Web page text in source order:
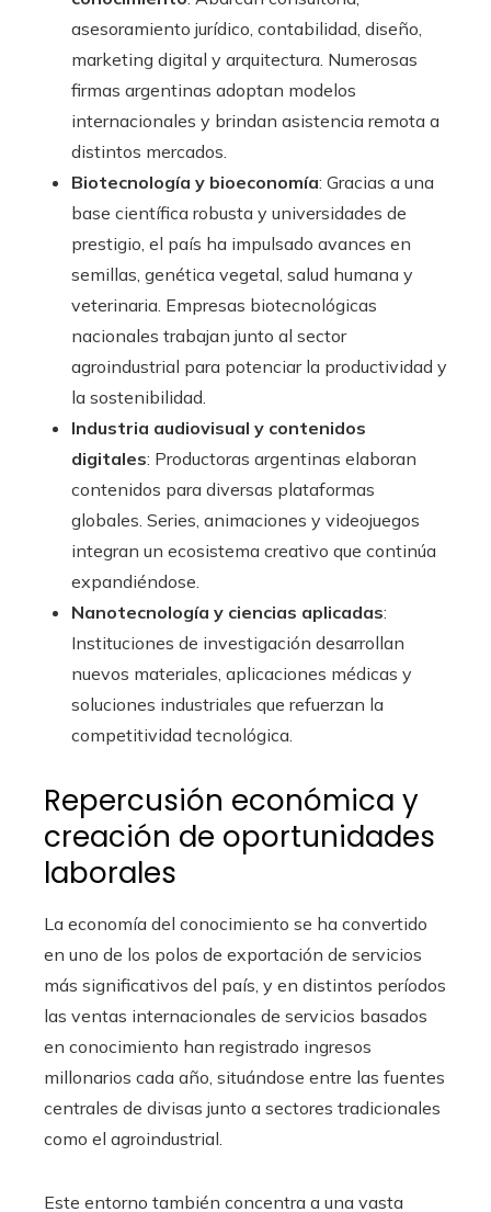
asesoramiento jurídico, contabilidad, diseño,
marketing digital y arquitectura. Numerosas
firmas argentinas adoptan modelos
internacionales y brindan asistencia remota a
distintos mercados.
Biotecnología y bioeconomía: Gracias a una
base científica robusta y universidades de
prestigio, el país ha impulsado avances en
semillas, genética vegetal, salud humana y
veterinaria. Empresas biotecnológicas
nacionales trabajan junto al sector
agroindustrial para potenciar la productividad y
la sostenibilidad.
Industria audiovisual y contenidos
digitales: Productoras argentinas elaboran
contenidos para diversas plataformas
globales. Series, animaciones y videojuegos
integran un ecosistema creativo que continúa
expandiéndose.
Nanotecnología y ciencias aplicadas:
Instituciones de investigación desarrollan
nuevos materiales, aplicaciones médicas y
soluciones industriales que refuerzan la
competitividad tecnológica.
Repercusión económica y
creación de oportunidades
laborales
La economía del conocimiento se ha convertido
en uno de los polos de exportación de servicios
más significativos del país, y en distintos períodos
las ventas internacionales de servicios basados
en conocimiento han registrado ingresos
millonarios cada año, situándose entre las fuentes
centrales de divisas junto a sectores tradicionales
como el agroindustrial.
Este entorno también concentra a una vasta